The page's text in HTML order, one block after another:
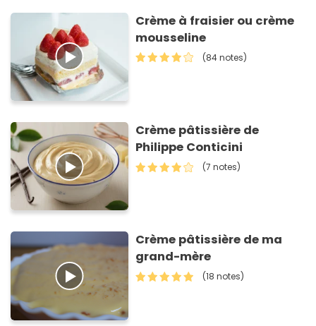
Crème à fraisier ou crème
mousseline
(84 notes)
Crème pâtissière de
Philippe Conticini
(7 notes)
Crème pâtissière de ma
grand-mère
(18 notes)